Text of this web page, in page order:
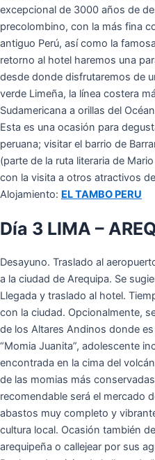
excepcional de 3000 años de
precolombino, con la más fina
antiguo Perú, así como la
retorno al hotel haremos una
desde donde disfrutaremos de
verde Limeña, la línea costera
Sudamericana a orillas del
Esta es una ocasión para
peruana; visitar el barrio de
(parte de la ruta literaria de
con la visita a otros atractivos
Alojamiento: EL TAMBO PERU
Día 3 LIMA –
Desayuno. Traslado al
a la ciudad de Arequipa. Se
Llegada y traslado al hotel.
con la ciudad. Opcionalmente,
de los Altares Andinos donde
“Momia Juanita”, adolescente
encontrada en la cima del
de las momias más
recomendable será el mercado
abastos muy completo y
cultura local. Ocasión también
arequipeña o callejear por sus